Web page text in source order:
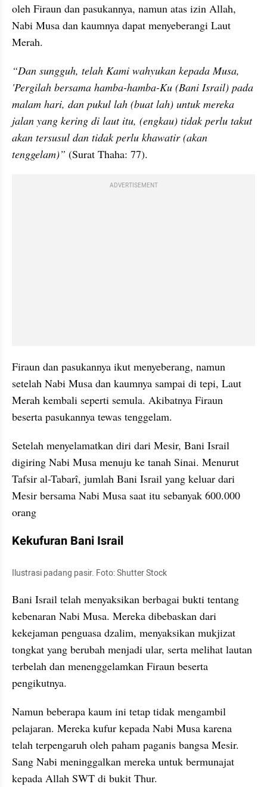
oleh Firaun dan pasukannya, namun atas izin Allah,
Nabi Musa dan kaumnya dapat menyeberangi Laut
Merah.
“Dan sungguh, telah Kami wahyukan kepada Musa,
'Pergilah bersama hamba-hamba-Ku (Bani Israil) pada
malam hari, dan pukul lah (buat lah) untuk mereka
jalan yang kering di laut itu, (engkau) tidak perlu takut
akan tersusul dan tidak perlu khawatir (akan
tenggelam)” (Surat Thaha: 77).
ADVERTISEMENT
Firaun dan pasukannya ikut menyeberang, namun
setelah Nabi Musa dan kaumnya sampai di tepi, Laut
Merah kembali seperti semula. Akibatnya Firaun
beserta pasukannya tewas tenggelam.
Setelah menyelamatkan diri dari Mesir, Bani Israil
digiring Nabi Musa menuju ke tanah Sinai. Menurut
Tafsir al-Tabarî, jumlah Bani Israil yang keluar dari
Mesir bersama Nabi Musa saat itu sebanyak 600.000
orang
Kekufuran Bani Israil
Ilustrasi padang pasir. Foto: Shutter Stock
Bani Israil telah menyaksikan berbagai bukti tentang
kebenaran Nabi Musa. Mereka dibebaskan dari
kekejaman penguasa dzalim, menyaksikan mukjizat
tongkat yang berubah menjadi ular, serta melihat lautan
terbelah dan menenggelamkan Firaun beserta
pengikutnya.
Namun beberapa kaum ini tetap tidak mengambil
pelajaran. Mereka kufur kepada Nabi Musa karena
telah terpengaruh oleh paham paganis bangsa Mesir.
Sang Nabi meninggalkan mereka untuk bermunajat
kepada Allah SWT di bukit Thur.